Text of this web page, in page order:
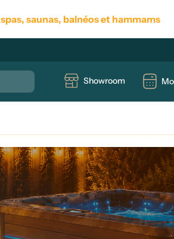
saunas, balnéos et hammams
Showroom